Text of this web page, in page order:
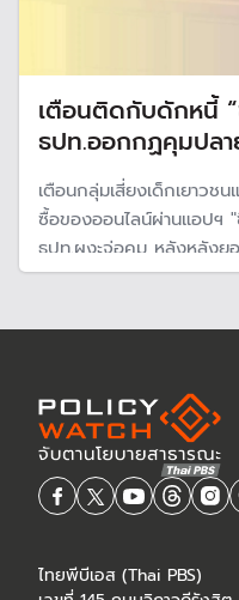
เตือนติดกับดักหนี้
ธปท.ออกกฏคุมปล
เตือนกลุ่มเสี่ยงเด็กเยาว
ซื้อของออนไลน์ผ่านแอปฯ "ซื้อก่อนจ่ายทีหลัง" หรือ BNPL
ธปท.ผงะจ่อคุม หลังหลังย
ตัวปีละ 100% มียอดหนี้คง
ไทยพีบีเอส (Thai PBS)